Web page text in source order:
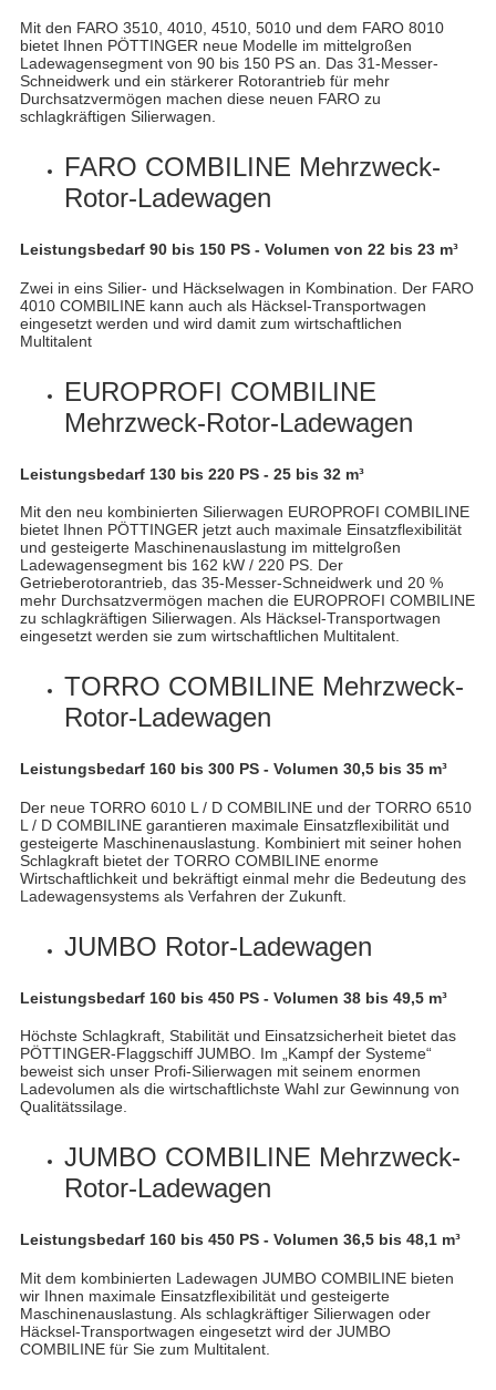
Mit den FARO 3510, 4010, 4510, 5010 und dem FARO 8010
bietet Ihnen PÖTTINGER neue Modelle im mittelgroßen
Ladewagensegment von 90 bis 150 PS an. Das 31-Messer-
Schneidwerk und ein stärkerer Rotorantrieb für mehr
Durchsatzvermögen machen diese neuen FARO zu
schlagkräftigen Silierwagen.
FARO COMBILINE Mehrzweck-
Rotor-Ladewagen
Leistungsbedarf 90 bis 150 PS - Volumen von 22 bis 23 m³
Zwei in eins Silier- und Häckselwagen in Kombination. Der FARO
4010 COMBILINE kann auch als Häcksel-Transportwagen
eingesetzt werden und wird damit zum wirtschaftlichen
Multitalent
EUROPROFI COMBILINE
Mehrzweck-Rotor-Ladewagen
Leistungsbedarf 130 bis 220 PS - 25 bis 32 m³
Mit den neu kombinierten Silierwagen EUROPROFI COMBILINE
bietet Ihnen PÖTTINGER jetzt auch maximale Einsatzflexibilität
und gesteigerte Maschinenauslastung im mittelgroßen
Ladewagensegment bis 162 kW / 220 PS. Der
Getrieberotorantrieb, das 35-Messer-Schneidwerk und 20 %
mehr Durchsatzvermögen machen die EUROPROFI COMBILINE
zu schlagkräftigen Silierwagen. Als Häcksel-Transportwagen
eingesetzt werden sie zum wirtschaftlichen Multitalent.
TORRO COMBILINE Mehrzweck-
Rotor-Ladewagen
Leistungsbedarf 160 bis 300 PS - Volumen 30,5 bis 35 m³
Der neue TORRO 6010 L / D COMBILINE und der TORRO 6510
L / D COMBILINE garantieren maximale Einsatzflexibilität und
gesteigerte Maschinenauslastung. Kombiniert mit seiner hohen
Schlagkraft bietet der TORRO COMBILINE enorme
Wirtschaftlichkeit und bekräftigt einmal mehr die Bedeutung des
Ladewagensystems als Verfahren der Zukunft.
JUMBO Rotor-Ladewagen
Leistungsbedarf 160 bis 450 PS - Volumen 38 bis 49,5 m³
Höchste Schlagkraft, Stabilität und Einsatzsicherheit bietet das
PÖTTINGER-Flaggschiff JUMBO. Im „Kampf der Systeme“
beweist sich unser Profi-Silierwagen mit seinem enormen
Ladevolumen als die wirtschaftlichste Wahl zur Gewinnung von
Qualitätssilage.
JUMBO COMBILINE Mehrzweck-
Rotor-Ladewagen
Leistungsbedarf 160 bis 450 PS - Volumen 36,5 bis 48,1 m³
Mit dem kombinierten Ladewagen JUMBO COMBILINE bieten
wir Ihnen maximale Einsatzflexibilität und gesteigerte
Maschinenauslastung. Als schlagkräftiger Silierwagen oder
Häcksel-Transportwagen eingesetzt wird der JUMBO
COMBILINE für Sie zum Multitalent.